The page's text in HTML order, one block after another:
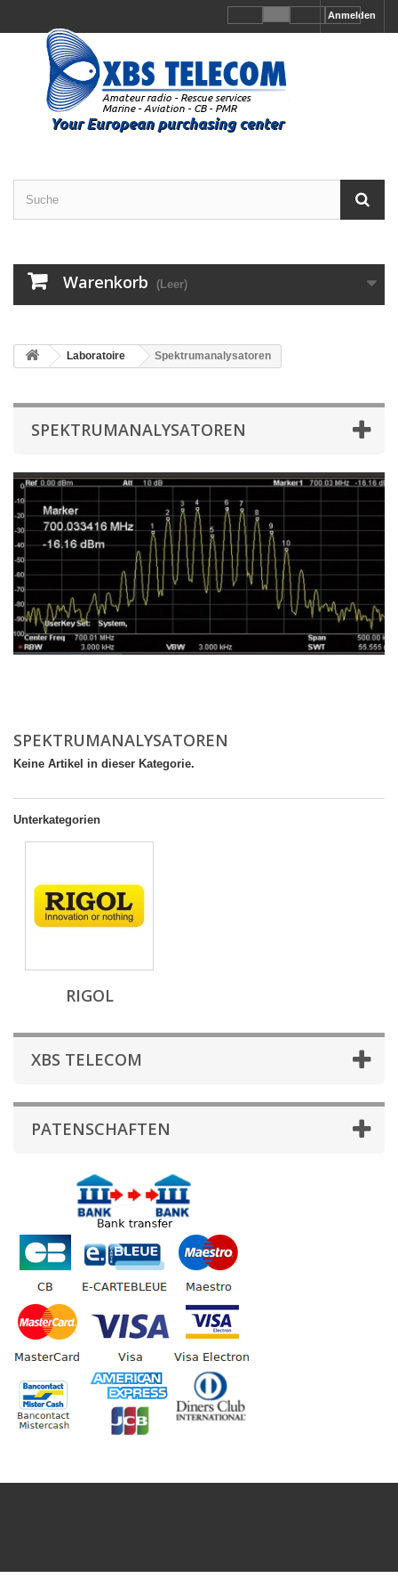
Anmelden
Warenkorb (Leer)
Laboratoire Spektrumanalysatoren
SPEKTRUMANALYSATOREN
SPEKTRUMANALYSATOREN
Keine Artikel in dieser Kategorie.
Unterkategorien
RIGOL
XBS TELECOM
PATENSCHAFTEN